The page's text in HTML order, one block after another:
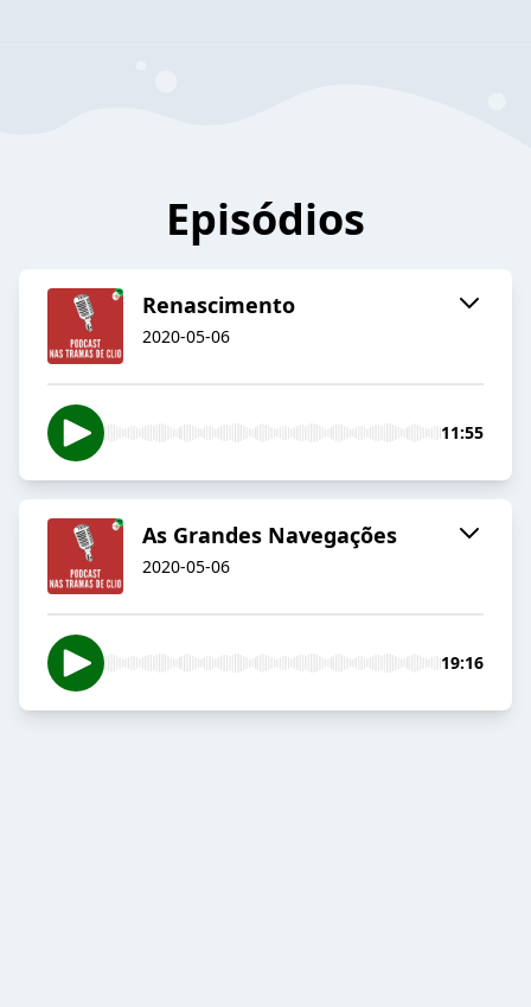
Episódios
Renascimento
2020-05-06
11:55
As Grandes Navegações
2020-05-06
19:16